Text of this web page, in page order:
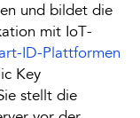
und bildet die
mit IoT-
ID-Plattformen
Key
stellt die